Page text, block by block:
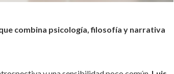
combina psicología, filosofía y narrativa